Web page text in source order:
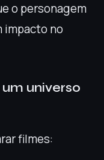
o personagem
impacto no
universo
filmes: